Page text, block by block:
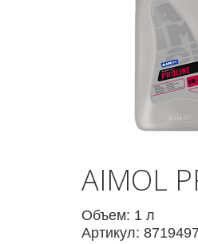
AIMOL
Объем: 1 л
Артикул: